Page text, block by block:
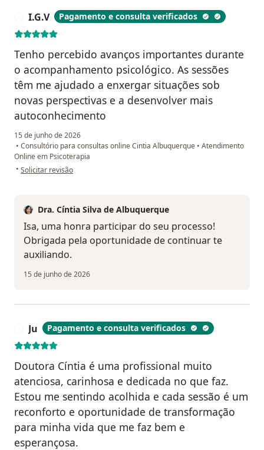
I.G.V Pagamento e consulta verificados
Tenho percebido avanços importantes durante
o acompanhamento psicológico. As sessões
têm me ajudado a enxergar situações sob
novas perspectivas e a desenvolver mais
autoconhecimento
15 de junho de 2026
• Consultório para consultas online Cintia Albuquerque • Atendimento
Online em Psicoterapia
• na opinião do utilizador I.G.V
Solicitar revisão
Dra. Cíntia Silva de Albuquerque
Isa, uma honra participar do seu processo!
Obrigada pela oportunidade de continuar te
auxiliando.
15 de junho de 2026
Ju Pagamento e consulta verificados
Doutora Cíntia é uma profissional muito
atenciosa, carinhosa e dedicada no que faz.
Estou me sentindo acolhida e cada sessão é um
reconforto e oportunidade de transformação
para minha vida que me faz bem e
esperançosa.